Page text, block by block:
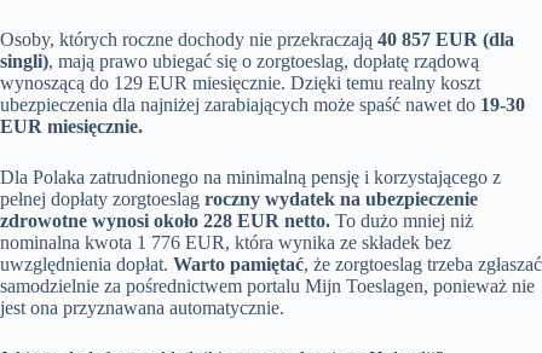
Osoby, których roczne dochody nie przekraczają 40 857 EUR (dla
singli), mają prawo ubiegać się o zorgtoeslag, dopłatę rządową
wynoszącą do 129 EUR miesięcznie. Dzięki temu realny koszt
ubezpieczenia dla najniżej zarabiających może spaść nawet do 19-30
EUR miesięcznie.
Dla Polaka zatrudnionego na minimalną pensję i korzystającego z
pełnej dopłaty zorgtoeslag roczny wydatek na ubezpieczenie
zdrowotne wynosi około 228 EUR netto. To dużo mniej niż
nominalna kwota 1 776 EUR, która wynika ze składek bez
uwzględnienia dopłat. Warto pamiętać, że zorgtoeslag trzeba zgłaszać
samodzielnie za pośrednictwem portalu Mijn Toeslagen, ponieważ nie
jest ona przyznawana automatycznie.